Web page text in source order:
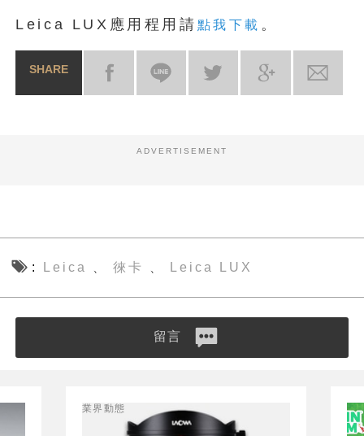
Leica LUX應用程用請 點我下載 。
SHARE
ADVERTISEMENT
Leica 徠卡 Leica LUX
留言
業界動態